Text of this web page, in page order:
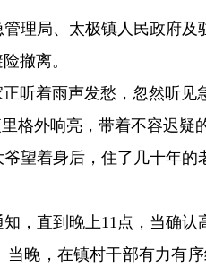
理局、太极镇人民政府
撤离。
听着雨声发愁，忽然听见
格外响亮，带着不容迟疑
望着身后，住了几十年
，直到晚上11点，当确认
晚，在镇村干部有力有